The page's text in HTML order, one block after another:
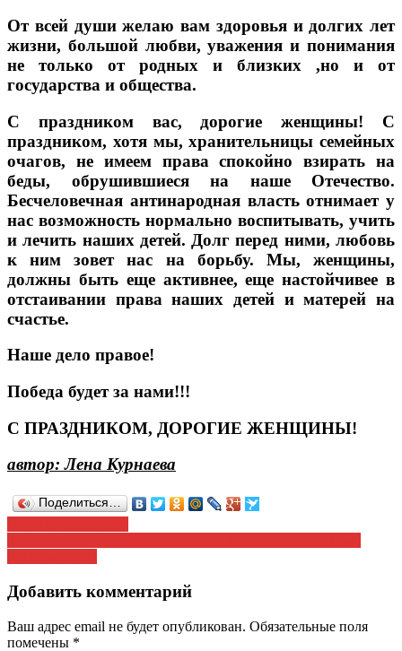
От всей души желаю вам здоровья и долгих лет
жизни, большой любви, уважения и понимания
не только от родных и близких ,но и от
государства и общества.
С праздником вас, дорогие женщины! С
праздником, хотя мы, хранительницы семейных
очагов, не имеем права спокойно взирать на
беды, обрушившиеся на наше Отечество.
Бесчеловечная антинародная власть отнимает у
нас возможность нормально воспитывать, учить
и лечить наших детей. Долг перед ними, любовь
к ним зовет нас на борьбу. Мы, женщины,
должны быть еще активнее, еще настойчивее в
отстаивании права наших детей и матерей на
счастье.
Наше дело правое!
Победа будет за нами!!!
С ПРАЗДНИКОМ, ДОРОГИЕ ЖЕНЩИНЫ!
автор: Лена Курнаева
Поделиться…
Навигация
по
Добавить комментарий
Ваш адрес email не будет опубликован. Обязательные поля
помечены *